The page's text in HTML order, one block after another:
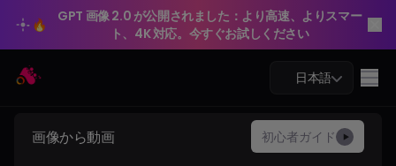
🔥
GPT 画像 2.0 が公開されました：より高速、よりスマー
ト、4K 対応。今すぐお試しください
日本語
🔥
画像から動画 初心者ガイド ▶